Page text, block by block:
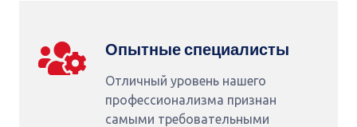
Опытные специалисты
Отличный уровень нашего
профессионализма признан
самыми требовательными